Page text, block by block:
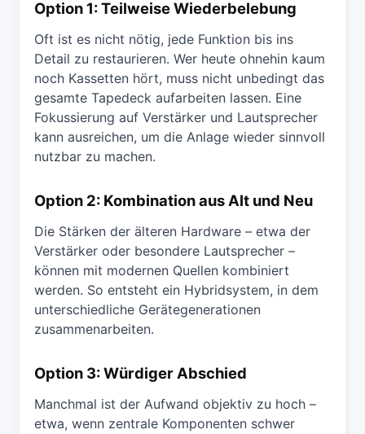
Option 1: Teilweise Wiederbelebung
Oft ist es nicht nötig, jede Funktion bis ins
Detail zu restaurieren. Wer heute ohnehin kaum
noch Kassetten hört, muss nicht unbedingt das
gesamte Tapedeck aufarbeiten lassen. Eine
Fokussierung auf Verstärker und Lautsprecher
kann ausreichen, um die Anlage wieder sinnvoll
nutzbar zu machen.
Option 2: Kombination aus Alt und Neu
Die Stärken der älteren Hardware – etwa der
Verstärker oder besondere Lautsprecher –
können mit modernen Quellen kombiniert
werden. So entsteht ein Hybridsystem, in dem
unterschiedliche Gerätegenerationen
zusammenarbeiten.
Option 3: Würdiger Abschied
Manchmal ist der Aufwand objektiv zu hoch –
etwa, wenn zentrale Komponenten schwer